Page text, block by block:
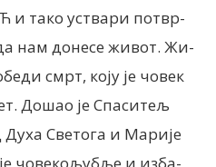
тако уствари потвр-
нам донесе живот. Жи-
смрт, коју је човек
Дошао је Спаситељ
Светога и Марије
човекољубље и изба-